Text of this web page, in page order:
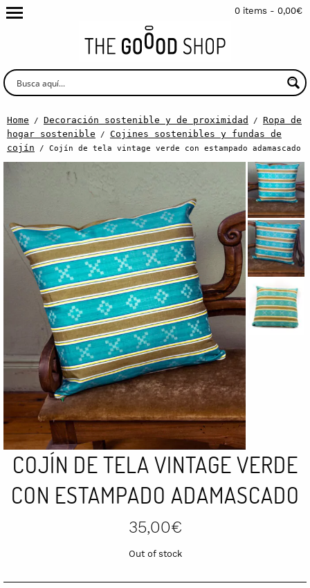
0 items - 0,00€
Home / Decoración sostenible y de proximidad / Ropa de
hogar sostenible / Cojines sostenibles y fundas de
cojín / Cojín de tela vintage verde con estampado adamascado
COJÍN DE TELA VINTAGE VERDE
CON ESTAMPADO ADAMASCADO
35,00€
Out of stock